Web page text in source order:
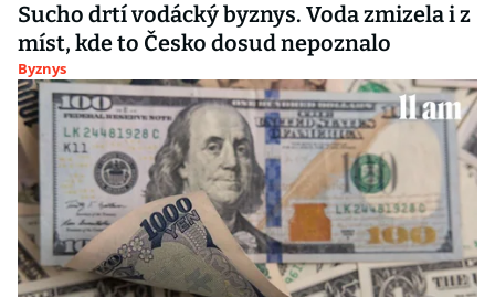
Sucho drtí vodácký byznys. Voda zmizela i z
míst, kde to Česko dosud nepoznalo
Byznys